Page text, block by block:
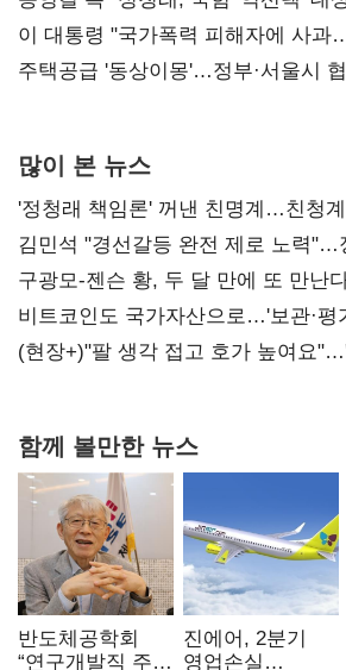
총선 지휘 못해"
이 대통령 "국가폭력 피해자에 사과
진실 밝혀야"
주택공급 '동상이몽'…정부·서울시
많이 본 뉴스
'정청래 책임론' 꺼낸 친명계…친청
때리기
김민석 "경선갈등 완전 제로 노력"…
사과부터"
구광모-젠슨 황, 두 달 만에 또 만난
비트코인도 국가자산으로…'보관·평
숙제
(현장+)"팔 생각 접고 호가 높여요
함께 볼만한 뉴스
반도체공학회
“연구개발직 주
진에어, 2분기
영업손실